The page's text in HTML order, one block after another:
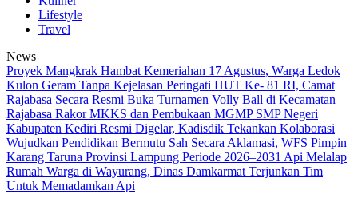
Lifestyle
Travel
News
‎Proyek Mangkrak Hambat Kemeriahan 17 Agustus, Warga Ledok
Kulon Geram Tanpa Kejelasan Peringati HUT Ke- 81 RI, Camat
Rajabasa Secara Resmi Buka Turnamen Volly Ball di Kecamatan
Rajabasa Rakor MKKS dan Pembukaan MGMP SMP Negeri
Kabupaten Kediri Resmi Digelar, Kadisdik Tekankan Kolaborasi
Wujudkan Pendidikan Bermutu Sah Secara Aklamasi, WFS Pimpin
Karang Taruna Provinsi Lampung Periode 2026–2031 Api Melalap
Rumah Warga di Wayurang, Dinas Damkarmat Terjunkan Tim
Untuk Memadamkan Api